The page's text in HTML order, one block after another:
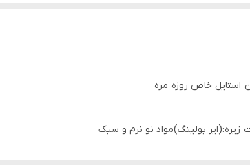
استایل خاص روزه مره
زیره:(ایر بولینگ)مواد نو نرم و سبک